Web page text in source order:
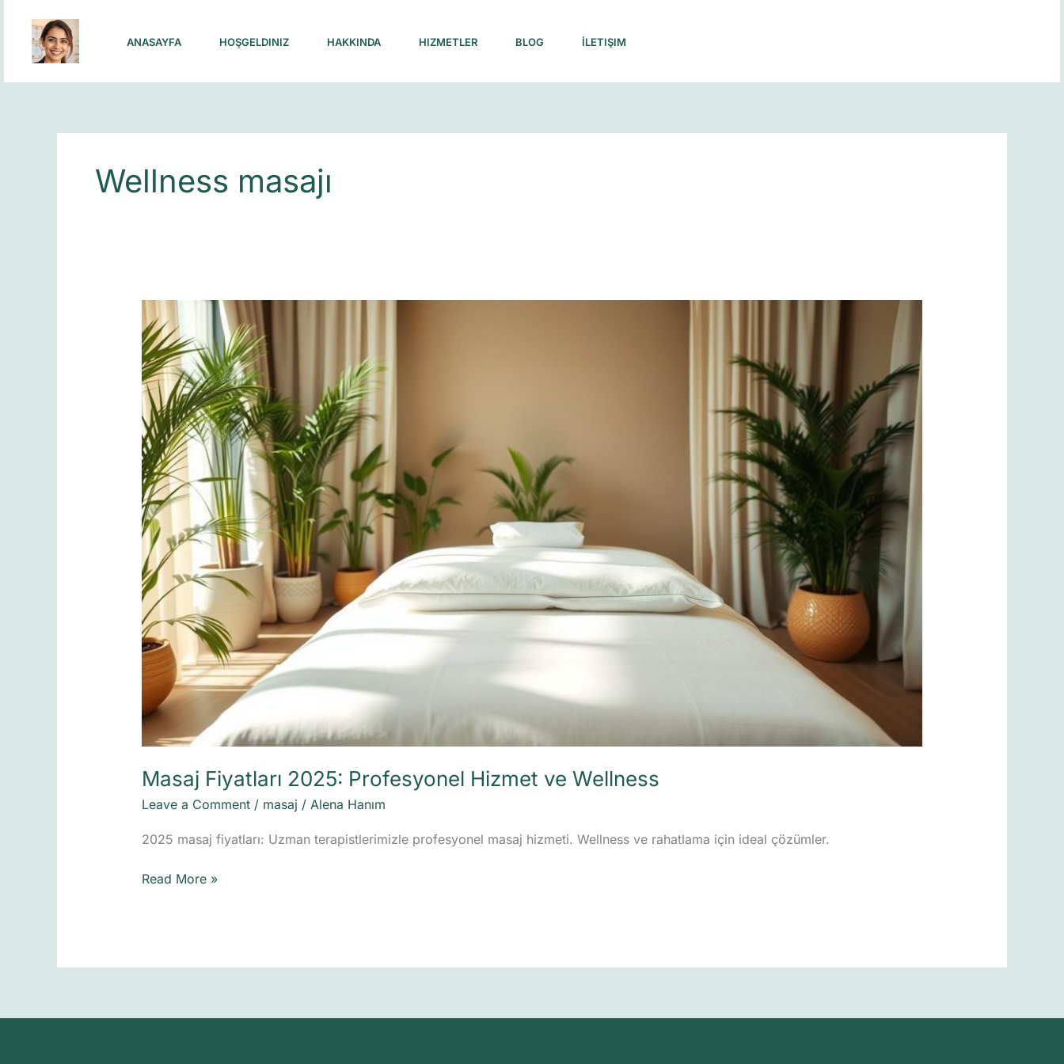
content
ANASAYFA HOŞGELDINIZ HAKKINDA HIZMETLER BLOG İLETIŞIM
Wellness masajı
Masaj Fiyatları 2025: Profesyonel Hizmet ve Wellness
Leave a Comment / masaj / Alena Hanım
2025 masaj fiyatları: Uzman terapistlerimizle profesyonel masaj hizmeti. Wellness ve rahatlama için ideal çözümler.
Masaj
Fiyatları
2025:
Profesyonel
Hizmet
ve
Wellness
Read More »